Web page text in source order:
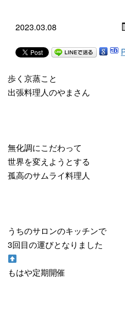
2023.03.08
歩く京蒸こと
出張料理人のやまさん
無化調にこだわって
世界を変えようとする
孤高のサムライ料理人
うちのサロンのキッチンで
3回目の運びとなりました
もはや定期開催